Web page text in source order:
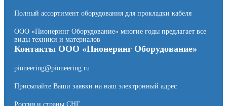
Полный ассортимент оборудования для прокладки кабеля
ООО «Пионеринг Оборудование» многие годы предлагает все
виды техники и материалов
Контакты ООО «Пионеринг Оборудование»
pioneering@pioneering.ru
Присылайте Ваши заявки на наш электронный адрес
Россия и страны СНГ